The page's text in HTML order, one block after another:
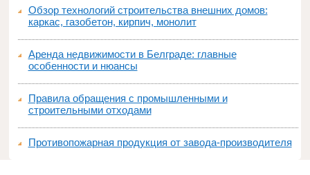
Обзор технологий строительства внешних домов:
каркас, газобетон, кирпич, монолит
Аренда недвижимости в Белграде: главные
особенности и нюансы
Правила обращения с промышленными и
строительными отходами
Противопожарная продукция от завода-производителя